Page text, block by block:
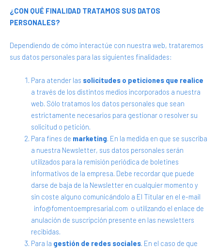
¿CON QUÉ FINALIDAD TRATAMOS SUS DATOS
PERSONALES?
Dependiendo de cómo interactúe con nuestra web, trataremos
sus datos personales para las siguientes finalidades:
Para atender las solicitudes o peticiones que realice
a través de los distintos medios incorporados a nuestra
web. Sólo tratamos los datos personales que sean
estrictamente necesarios para gestionar o resolver su
solicitud o petición.
Para fines de marketing. En la medida en que se suscriba
a nuestra Newsletter, sus datos personales serán
utilizados para la remisión periódica de boletines
informativos de la empresa. Debe recordar que puede
darse de baja de la Newsletter en cualquier momento y
sin coste alguno comunicándolo a El Titular en el e-mail
info@fomentoempresarial.com o utilizando el enlace de
anulación de suscripción presente en las newsletters
recibidas.
Para la gestión de redes sociales. En el caso de que